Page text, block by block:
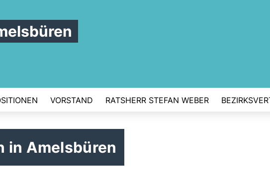
VORSTAND RATSHERR STEFAN WEBER
in Amelsbüren